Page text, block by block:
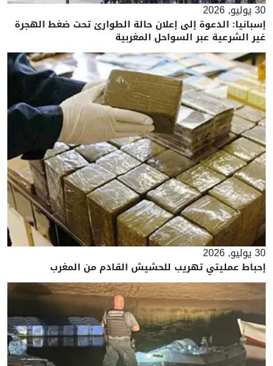
30 يوليو, 2026
إسبانيا: الدعوة إلى إعلان حالة الطوارئ تحت ضغط الهجرة
غير الشرعية عبر السواحل المغربية
30 يوليو, 2026
إحباط عمليتي تهريب للحشيش القادم من المغرب